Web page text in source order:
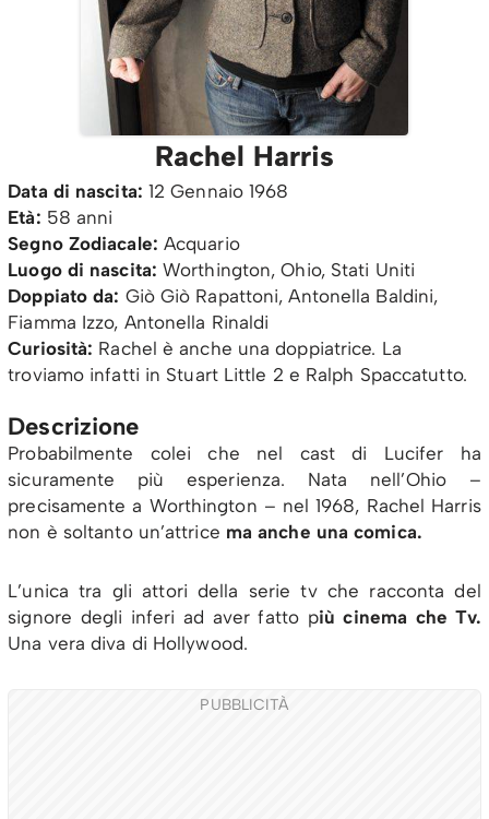
Rachel Harris
Data di nascita: 12 Gennaio 1968
Età: 58 anni
Segno Zodiacale: Acquario
Luogo di nascita:Worthington, Ohio, Stati Uniti
Doppiato da: Giò Giò Rapattoni, Antonella Baldini,
Fiamma Izzo, Antonella Rinaldi
Curiosità: Rachel è anche una doppiatrice. La
troviamo infatti in Stuart Little 2 e Ralph Spaccatutto.
Descrizione
Probabilmente colei che nel cast di Lucifer ha
sicuramente più esperienza. Nata nell’Ohio –
precisamente a Worthington – nel 1968, Rachel Harris
non è soltanto un’attrice ma anche una comica.
L’unica tra gli attori della serie tv che racconta del
signore degli inferi ad aver fatto più cinema che Tv.
Una vera diva di Hollywood.
PUBBLICITÀ